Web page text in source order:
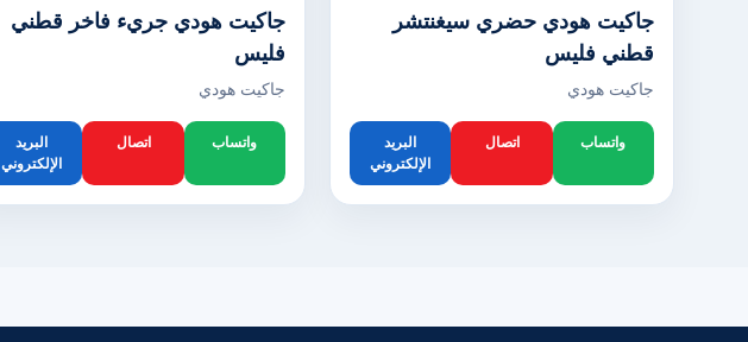
جاكيت هودي حضري سيغنتشر
قطني فليس
جاكيت هودي
واتساب اتصال
البريد
الإلكتروني
جاكيت هودي جريء فاخر قطني
فليس
جاكيت هودي
واتساب اتصال
البريد
الإلكتروني